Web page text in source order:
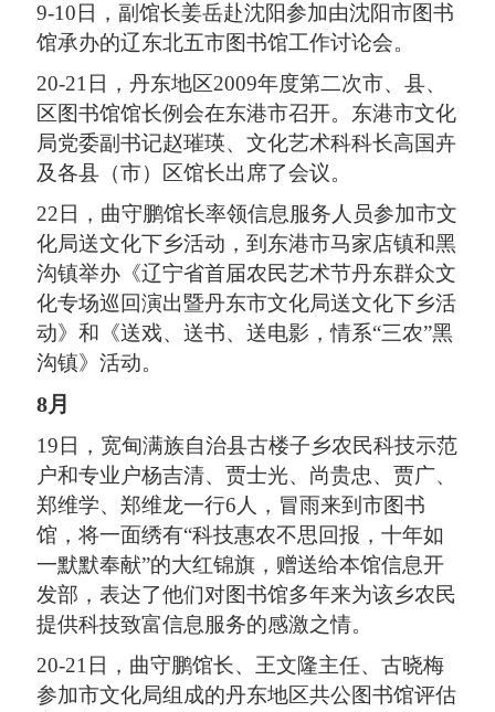
9-10日，副馆长姜岳赴沈阳参加由沈阳市图书
馆承办的辽东北五市图书馆工作讨论会。
20-21日，丹东地区2009年度第二次市、县、
区图书馆馆长例会在东港市召开。东港市文化
局党委副书记赵璀瑛、文化艺术科科长高国卉
及各县（市）区馆长出席了会议。
22日，曲守鹏馆长率领信息服务人员参加市文
化局送文化下乡活动，到东港市马家店镇和黑
沟镇举办《辽宁省首届农民艺术节丹东群众文
化专场巡回演出暨丹东市文化局送文化下乡活
动》和《送戏、送书、送电影，情系“三农”黑
沟镇》活动。
8月
19日，宽甸满族自治县古楼子乡农民科技示范
户和专业户杨吉清、贾士光、尚贵忠、贾广、
郑维学、郑维龙一行6人，冒雨来到市图书
馆，将一面绣有“科技惠农不思回报，十年如
一默默奉献”的大红锦旗，赠送给本馆信息开
发部，表达了他们对图书馆多年来为该乡农民
提供科技致富信息服务的感激之情。
20-21日，曲守鹏馆长、王文隆主任、古晓梅
参加市文化局组成的丹东地区共公图书馆评估